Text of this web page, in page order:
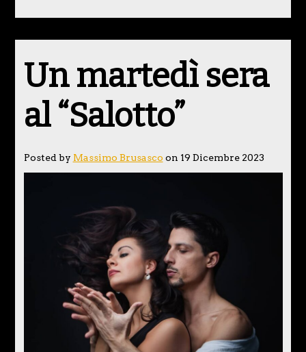
Un martedì sera
al “Salotto”
Posted by Massimo Brusasco on 19 Dicembre 2023